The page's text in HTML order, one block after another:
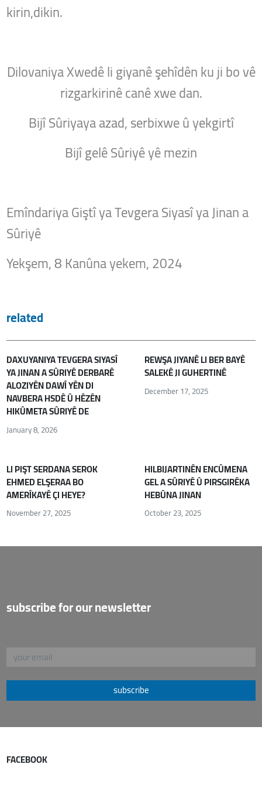
kirin,dikin.
Dilovaniya Xwedê li giyanê şehîdên ku ji bo vê
rizgarkirinê canê xwe dan.
Bijî Sûriyaya azad, serbixwe û yekgirtî
Bijî gelê Sûriyê yê mezin
Emîndariya Giştî ya Tevgera Siyasî ya Jinan a
Sûriyê
Yekşem, 8 Kanûna yekem, 2024
related
DAXUYANIYA TEVGERA SIYASÎ
YA JINAN A SÛRIYÊ DERBARÊ
ALOZIYÊN DAWÎ YÊN DI
NAVBERA HSDÊ Û HÊZÊN
HIKÛMETA SÛRIYÊ DE
January 8, 2026
REWŞA JIYANÊ LI BER BAYÊ
SALEKÊ JI GUHERTINÊ
December 17, 2025
LI PIŞT SERDANA SEROK
EHMED ELŞERAA BO
AMERÎKAYÊ ÇI HEYE?
November 27, 2025
HILBIJARTINÊN ENCÛMENA
GEL A SÛRIYÊ Û PIRSGIRÊKA
HEBÛNA JINAN
October 23, 2025
subscribe for our newsletter
subscribe
FACEBOOK